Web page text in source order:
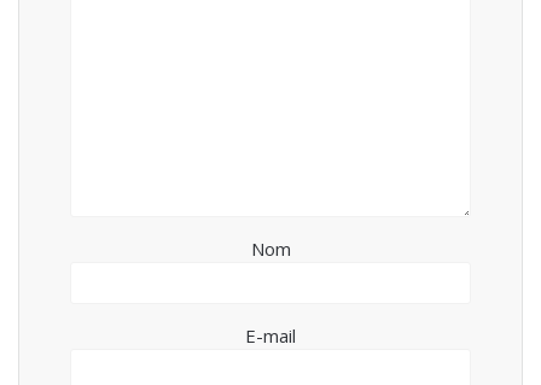
Nom
E-mail